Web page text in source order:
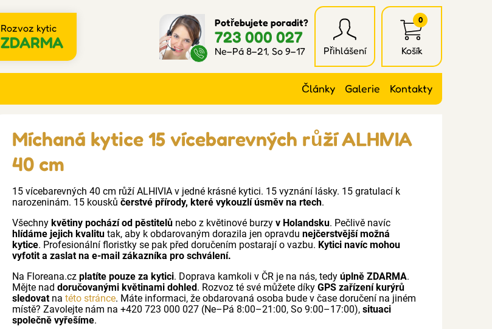
Rozvoz kytic
ZDARMA
Potřebujete poradit?
723 000 027
Ne–Pá 8–21, So 9–17 Přihlášení
0
Košík
Články Galerie Kontakty
Míchaná kytice 15 vícebarevných růží ALHIVIA
40 cm
15 vícebarevných 40 cm růží ALHIVIA v jedné krásné kytici. 15 vyznání lásky. 15 gratulací k
narozeninám. 15 kouskůčerstvé přírody, které vykouzlí úsměv na rtech.
Všechnykvětiny pochází od pěstitelů nebo z květinové burzyv Holandsku. Pečlivě navíc
hlídáme jejich kvalitu tak, aby k obdarovaným dorazila jen opravdunejčerstvější možná
kytice. Profesionální floristky se pak před doručením postarají o vazbu. Kytici navíc mohou
vyfotit a zaslat na e-mail zákazníka pro schválení.
Na Floreana.czplatíte pouze za kytici. Doprava kamkoli v ČR je na nás, tedyúplně ZDARMA.
Mějte naddoručovanými květinami dohled. Rozvoz té své můžete díkyGPS zařízení kurýrů
sledovatnatéto stránce. Máte informaci, že obdarovaná osoba bude v čase doručení na jiném
místě? Zavolejte nám na +420 723 000 027 (Ne–Pá 8:00–21:00, So 9:00–17:00),situaci
společně vyřešíme.